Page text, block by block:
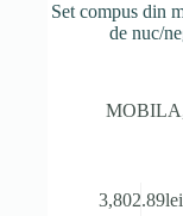
Set compus din
de nuc/
MOBILA
3,802.89lei